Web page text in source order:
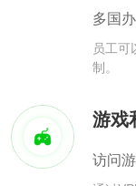
多国
员工可
制。
游戏
访问